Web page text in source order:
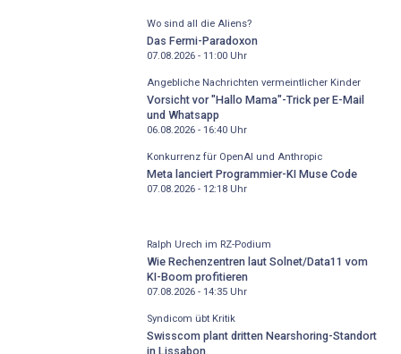
Wo sind all die Aliens?
Das Fermi-Paradoxon
07.08.2026 - 11:00Uhr
Angebliche Nachrichten vermeintlicher Kinder
Vorsicht vor "Hallo Mama"-Trick per E-Mail
und Whatsapp
06.08.2026 - 16:40Uhr
Konkurrenz für OpenAI und Anthropic
Meta lanciert Programmier-KI Muse Code
07.08.2026 - 12:18Uhr
Ralph Urech im RZ-Podium
Wie Rechenzentren laut Solnet/Data11 vom
KI-Boom profitieren
07.08.2026 - 14:35Uhr
Syndicom übt Kritik
Swisscom plant dritten Nearshoring-Standort
in Lissabon